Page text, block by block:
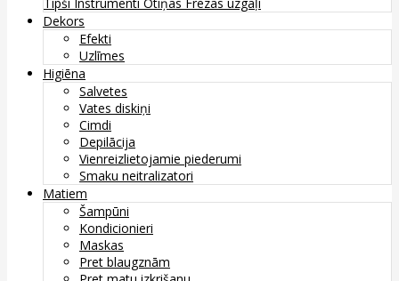
Dekors
Efekti
Uzlīmes
Higiēna
Salvetes
Vates diskiņi
Cimdi
Depilācija
Vienreizlietojamie piederumi
Smaku neitralizatori
Matiem
Šampūni
Kondicionieri
Maskas
Pret blaugznām